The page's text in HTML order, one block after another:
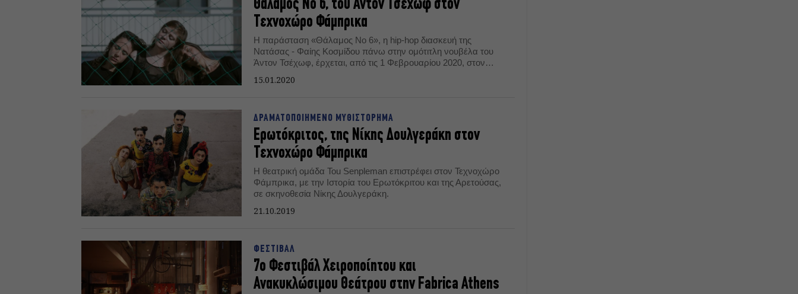
Θάλαμος Νο 6, του Αντόν Τσέχωφ στον
Τεχνοχώρο Φάμπρικα
Η παράσταση «Θάλαμος Νο 6», η hip-hop διασκευή της
Νατάσας - Φαίης Κοσμίδου πάνω στην ομότιτλη νουβέλα του
Άντον Τσέχωφ, έρχεται, από τις 1 Φεβρουαρίου 2020, στον
15.01.2020
ΔΡΑΜΑΤΟΠΟΙΗΜΕΝΟ ΜΥΘΙΣΤΟΡΗΜΑ
Ερωτόκριτος, της Νίκης Δουλγεράκη στον
Τεχνοχώρο Φάμπρικα
Η θεατρική ομάδα Tou Senpleman επιστρέφει στον Τεχνοχώρο
Φάμπρικα, με την Ιστορία του Ερωτόκριτου και της Αρετούσας,
σε σκηνοθεσία Νίκης Δουλγεράκη.
21.10.2019
ΦΕΣΤΙΒΑΛ
7ο Φεστιβάλ Χειροποίητου και
Ανακυκλώσιμου Θεάτρου στην Fabrica Athens